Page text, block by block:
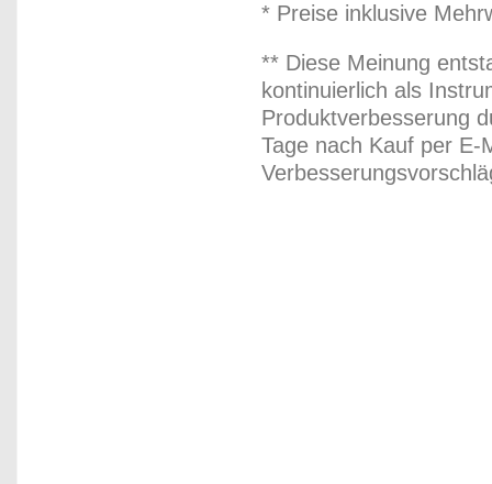
* Preise inklusive
** Diese Meinung
kontinuierlich als
Produktverbesserung
Tage nach Kauf per E-